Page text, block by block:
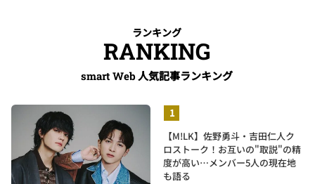
ランキング
RANKING
smart Web 人気記事ランキング
【M!LK】佐野勇斗・吉田仁人ク
ロストーク！お互いの"取説"の精
度が高い…メンバー5人の現在地
も語る